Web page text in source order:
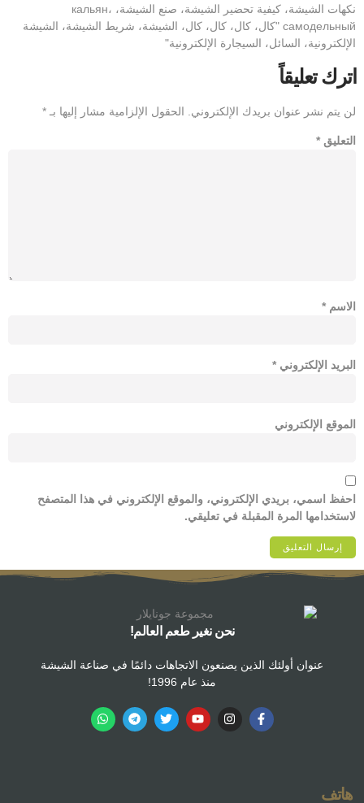
نكهات الشيشة، كيفية تحضير الشيشة، صنع الشيشة، кальян،
самодельный "كال، كال، كال، كال، الشيشة، شريط الشيشة، الشيشة
الإلكترونية، السائل، السيجارة الإلكترونية"
اترك تعليقاً
لن يتم نشر عنوان بريدك الإلكتروني. الحقول الإلزامية مشار إليها بـ *
التعليق *
الاسم *
البريد الإلكتروني *
الموقع الإلكتروني
احفظ اسمي، بريدي الإلكتروني، والموقع الإلكتروني في هذا المتصفح
لاستخدامها المرة المقبلة في تعليقي.
نحن نغير طعم العالم!
عنوان أولئك الذين يصنعون الاتجاهات دائمًا في صناعة الشيشة
منذ عام 1996!
هاتف